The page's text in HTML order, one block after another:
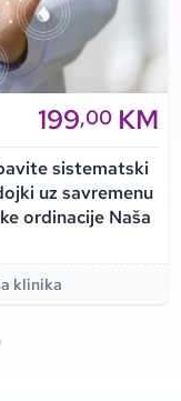
199,00 KM
sistematski
uz savremenu
ordinacije Naša
klinika